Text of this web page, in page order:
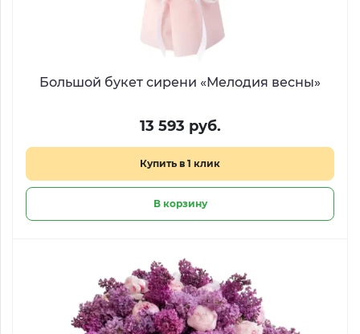
Большой букет сирени «Мелодия весны»
13 593 руб.
Купить в 1 клик
В корзину